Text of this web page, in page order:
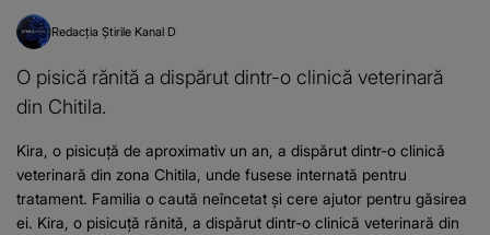
Redacția Știrile Kanal D
O pisică rănită a dispărut dintr-o clinică veterinară
din Chitila.
Kira, o pisicuță de aproximativ un an, a dispărut dintr-o clinică
veterinară din zona Chitila, unde fusese internată pentru
tratament. Familia o caută neîncetat și cere ajutor pentru găsirea
ei. Kira, o pisicuță rănită, a dispărut dintr-o clinică veterinară din